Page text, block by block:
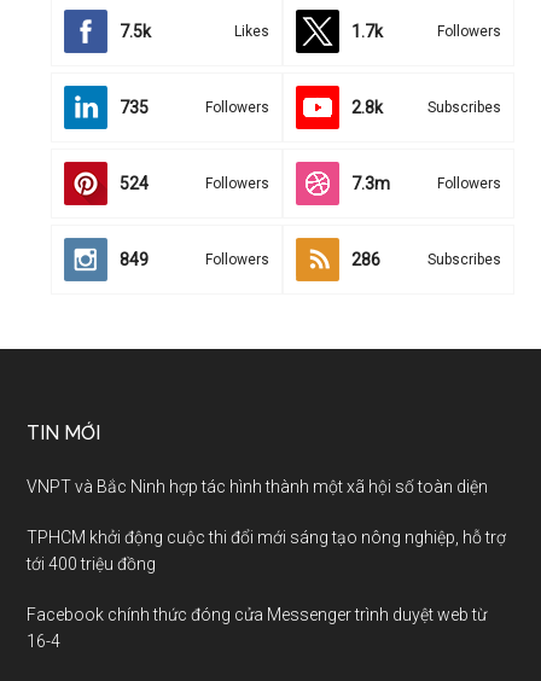
7.5k Likes 1.7k Followers
735 Followers 2.8k Subscribes
524 Followers 7.3m Followers
849 Followers 286 Subscribes
TIN MỚI
VNPT và Bắc Ninh hợp tác hình thành một xã hội số toàn diện
TPHCM khởi động cuộc thi đổi mới sáng tạo nông nghiệp, hỗ trợ
tới 400 triệu đồng
Facebook chính thức đóng cửa Messenger trình duyệt web từ
16-4